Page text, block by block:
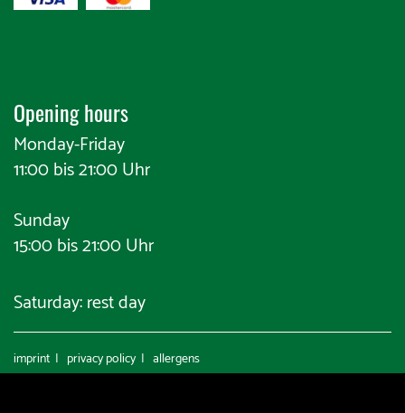
Opening hours
Monday-Friday
11:00 bis 21:00 Uhr
Sunday
15:00 bis 21:00 Uhr
Saturday: rest day
imprint | privacy policy | allergens